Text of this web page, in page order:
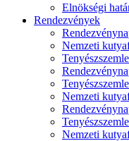
Elnökségi
Rendezvények
Nemzeti
Nemzeti
Nemzeti